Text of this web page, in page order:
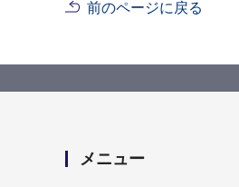
前のページに戻る
メニュー